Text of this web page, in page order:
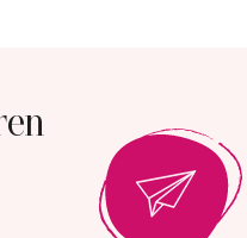
mit Trends
& Aktionen